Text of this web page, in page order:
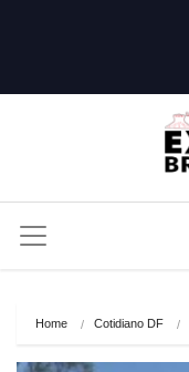
Home Cotidiano DF